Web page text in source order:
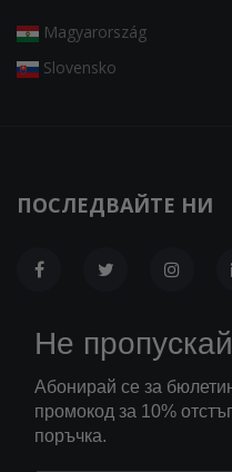
Magyarország
Slovensko
ПОСЛЕДВАЙТЕ НИ
Не
Абонирай се за
промокод за 10%
поръчка.